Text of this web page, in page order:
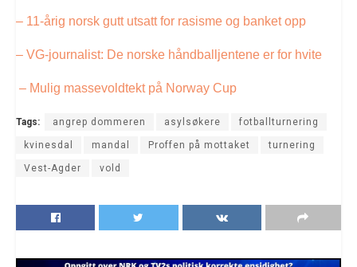
– 11-årig norsk gutt utsatt for rasisme og banket opp
– VG-journalist: De norske håndballjentene er for hvite
– Mulig massevoldtekt på Norway Cup
Tags: angrep dommeren asylsøkere fotballturnering
kvinesdal mandal Proffen på mottaket turnering
Vest-Agder vold